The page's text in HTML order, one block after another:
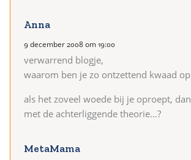
Anna
9 december 2008 om 19:00
verwarrend blogje,
waarom ben je zo ontzettend kwaad
als het zoveel woede bij je oproept,
met de achterliggende theorie…?
MetaMama